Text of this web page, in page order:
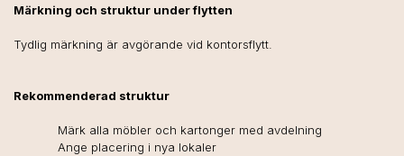
Märkning och struktur under flytten
Tydlig märkning är avgörande vid kontorsflytt.
Rekommenderad struktur
Märk alla möbler och kartonger med avdelning
Ange placering i nya lokaler